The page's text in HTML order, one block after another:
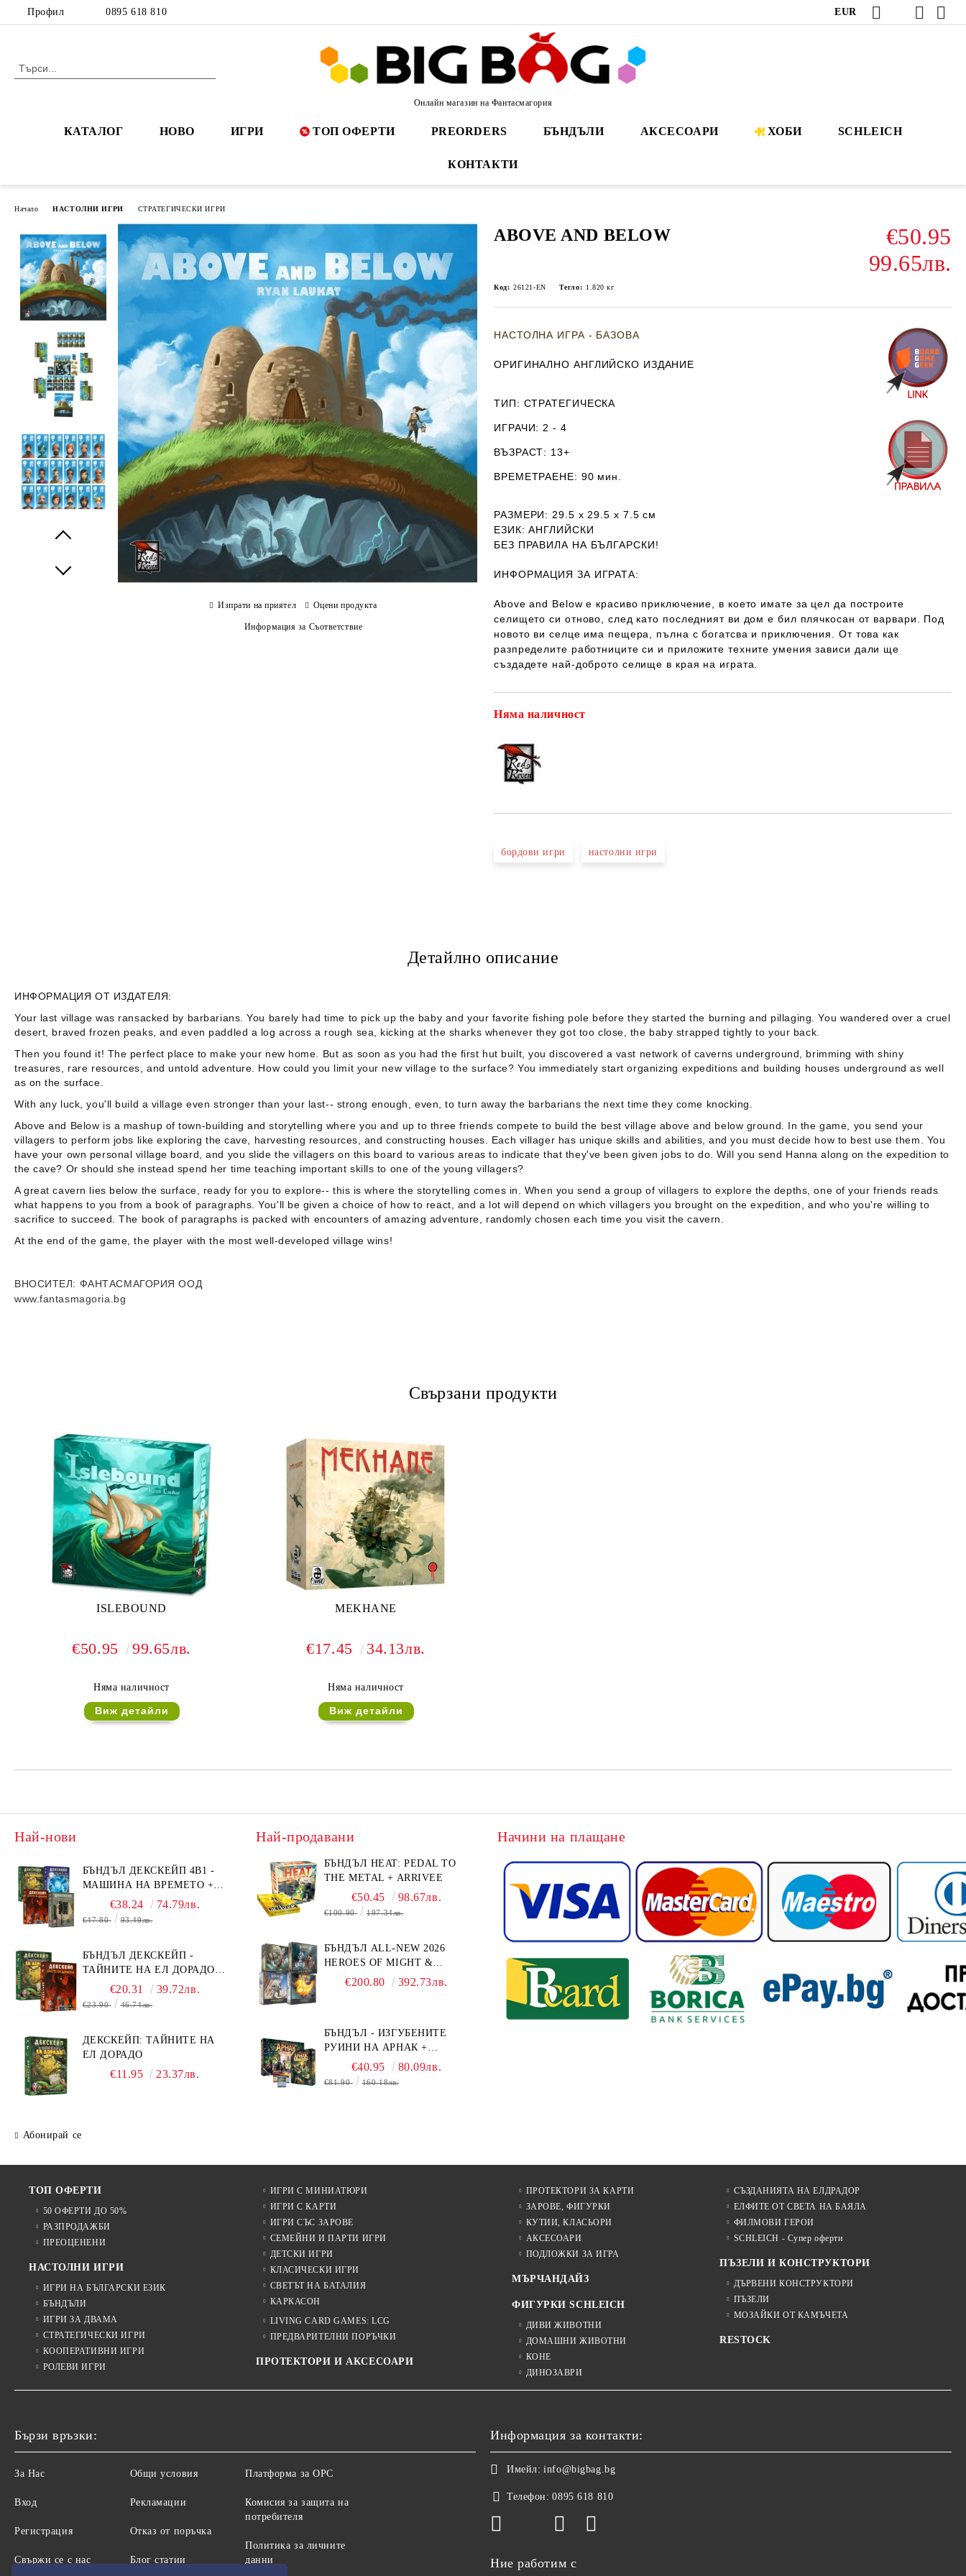
Профил 0895 618 810 EUR
Онлайн магазин на Фантасмагория
КАТАЛОГ НОВО ИГРИ ТОП ОФЕРТИ PREORDERS БЪНДЪЛИ АКСЕСОАРИ ХОБИ SCHLEICH
КОНТАКТИ
Начало НАСТОЛНИ ИГРИ СТРАТЕГИЧЕСКИ ИГРИ
ABOVE AND BELOW
€50.95
99.65лв.
Код: 26121-EN Тегло: 1.820 кг
НАСТОЛНА ИГРА - БАЗОВА
ОРИГИНАЛНО АНГЛИЙСКО ИЗДАНИЕ
ТИП: СТРАТЕГИЧЕСКА
ИГРАЧИ: 2 - 4
ВЪЗРАСТ: 13+
ВРЕМЕТРАЕНЕ: 90 мин.
РАЗМЕРИ: 29.5 х 29.5 х 7.5см
ЕЗИК: АНГЛИЙСКИ
БЕЗ ПРАВИЛА НА БЪЛГАРСКИ!
ИНФОРМАЦИЯ ЗА ИГРАТА:
Above and Below е красиво приключение, в което имате за цел да построите
селището си отново, след като последният ви дом е бил плячкосан от варвари. Под
новото ви селце има пещера, пълна с богатсва и приключения. От това как
разпределите работниците си и приложите техните умения зависи дали ще
създадете най-доброто селище в края на играта.
Няма наличност
бордови игри настолни игри
Изпрати на приятел Оцени продукта
Информация за Съответствие
Детайлно описание
ИНФОРМАЦИЯ ОТ ИЗДАТЕЛЯ:
Your last village was ransacked by barbarians. You barely had time to pick up the baby and your favorite fishing pole before they started the burning and pillaging. You wandered over a cruel
desert, braved frozen peaks, and even paddled a log across a rough sea, kicking at the sharks whenever they got too close, the baby strapped tightly to your back.
Then you found it! The perfect place to make your new home. But as soon as you had the first hut built, you discovered a vast network of caverns underground, brimming with shiny
treasures, rare resources, and untold adventure. How could you limit your new village to the surface? You immediately start organizing expeditions and building houses underground as well
as on the surface.
With any luck, you'll build a village even stronger than your last-- strong enough, even, to turn away the barbarians the next time they come knocking.
Above and Below is a mashup of town-building and storytelling where you and up to three friends compete to build the best village above and below ground. In the game, you send your
villagers to perform jobs like exploring the cave, harvesting resources, and constructing houses. Each villager has unique skills and abilities, and you must decide how to best use them. You
have your own personal village board, and you slide the villagers on this board to various areas to indicate that they've been given jobs to do. Will you send Hanna along on the expedition to
the cave? Or should she instead spend her time teaching important skills to one of the young villagers?
A great cavern lies below the surface, ready for you to explore-- this is where the storytelling comes in. When you send a group of villagers to explore the depths, one of your friends reads
what happens to you from a book of paragraphs. You'll be given a choice of how to react, and a lot will depend on which villagers you brought on the expedition, and who you're willing to
sacrifice to succeed. The book of paragraphs is packed with encounters of amazing adventure, randomly chosen each time you visit the cavern.
At the end of the game, the player with the most well-developed village wins!
ВНОСИТЕЛ: ФАНТАСМАГОРИЯ ООД
www.fantasmagoria.bg
Свързани продукти
ISLEBOUND
€50.95 99.65лв.
Няма наличност
Виж детайли
MEKHANE
€17.45 34.13лв.
Няма наличност
Виж детайли
Най-нови
БЪНДЪЛ ДЕКСКЕЙП 4В1 -
МАШИНА НА ВРЕМЕТО +
БЯГСТВО ОТ АЛКАТРАЗ +
ТАЙНИТЕ НА ЕЛ ДОРАДО +
€38.24 74.79лв.
€47.80 93.49лв.
БЪНДЪЛ ДЕКСКЕЙП -
ТАЙНИТЕ НА ЕЛ ДОРАДО +
ОЧИТЕ НА ДРАКОНА
€20.31 39.72лв.
€23.90 46.74лв.
ДЕКСКЕЙП: ТАЙНИТЕ НА
ЕЛ ДОРАДО
€11.95 23.37лв.
Абонирай се
Най-продавани
БЪНДЪЛ HEAT: PEDAL TO
THE METAL + ARRIVEE
€50.45 98.67лв.
€100.90 197.34лв.
БЪНДЪЛ ALL-NEW 2026
HEROES OF MIGHT &
MAGIC III: THE BOARD
€200.80 392.73лв.
БЪНДЪЛ - ИЗГУБЕНИТЕ
РУИНИ НА АРНАК +
ВОДАЧИ НА ЕКСПЕДИЦИИ
+ ПРОМО КАРТИ
€40.95 80.09лв.
€81.90 160.18лв.
Начини на плащане
ТОП ОФЕРТИ
50 ОФЕРТИ ДО 50%
РАЗПРОДАЖБИ
ПРЕОЦЕНЕНИ
НАСТОЛНИ ИГРИ
ИГРИ НА БЪЛГАРСКИ ЕЗИК
БЪНДЪЛИ
ИГРИ ЗА ДВАМА
СТРАТЕГИЧЕСКИ ИГРИ
КООПЕРАТИВНИ ИГРИ
РОЛЕВИ ИГРИ
ИГРИ С МИНИАТЮРИ
ИГРИ С КАРТИ
ИГРИ СЪС ЗАРОВЕ
СЕМЕЙНИ И ПАРТИ ИГРИ
ДЕТСКИ ИГРИ
КЛАСИЧЕСКИ ИГРИ
СВЕТЪТ НА БАТАЛИЯ
КАРКАСОН
LIVING CARD GAMES: LCG
ПРЕДВАРИТЕЛНИ ПОРЪЧКИ
ПРОТЕКТОРИ И АКСЕСОАРИ
ПРОТЕКТОРИ ЗА КАРТИ
ЗАРОВЕ, ФИГУРКИ
КУТИИ, КЛАСЬОРИ
АКСЕСОАРИ
ПОДЛОЖКИ ЗА ИГРА
МЪРЧАНДАЙЗ
ФИГУРКИ SCHLEICH
ДИВИ ЖИВОТНИ
ДОМАШНИ ЖИВОТНИ
КОНЕ
ДИНОЗАВРИ
СЪЗДАНИЯТА НА ЕЛДРАДОР
ЕЛФИТЕ ОТ СВЕТА НА БАЯЛА
ФИЛМОВИ ГЕРОИ
SCHLEICH - Супер оферти
ПЪЗЕЛИ И КОНСТРУКТОРИ
ДЪРВЕНИ КОНСТРУКТОРИ
ПЪЗЕЛИ
МОЗАЙКИ ОТ КАМЪЧЕТА
RESTOCK
Бързи връзки:
За Нас
Вход
Регистрация
Свържи се с нас
Общи условия
Рекламации
Отказ от поръчка
Блог статии
Платформа за ОРС
Комисия за защита на
потребителя
Политика за личните
данни
Информация за контакти:
Имейл: info@bigbag.bg
Телефон: 0895 618 810
Ние работим с